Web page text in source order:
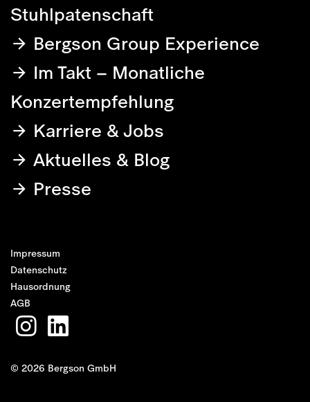
Stuhlpatenschaft
Bergson Group Experience
Im Takt – Monatliche
Konzertempfehlung
Karriere & Jobs
Aktuelles & Blog
Presse
© 2026 Bergson GmbH
Impressum
Datenschutz
Hausordnung
AGB